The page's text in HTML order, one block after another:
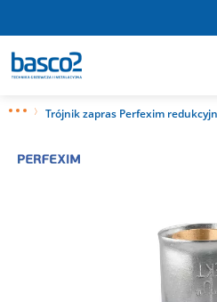
Trójnik zapras Perfexim